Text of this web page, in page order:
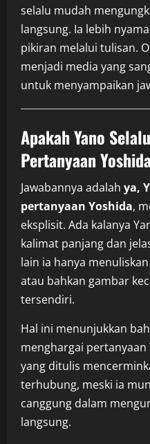
selalu mudah
langsung. Ia lebih
pikiran melalui tulisan.
menjadi media yang
untuk menyampaikan
Apakah Yano
Pertanyaan
Jawabannya adalah ya,
pertanyaan Yoshida,
eksplisit. Ada kalanya
kalimat panjang dan
lain ia hanya
atau bahkan gambar
tersendiri.
Hal ini menunjukkan
menghargai pertanyaan
yang ditulis
terhubung, meski ia
canggung dalam
langsung.